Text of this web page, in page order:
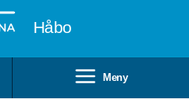
Håbo
Meny